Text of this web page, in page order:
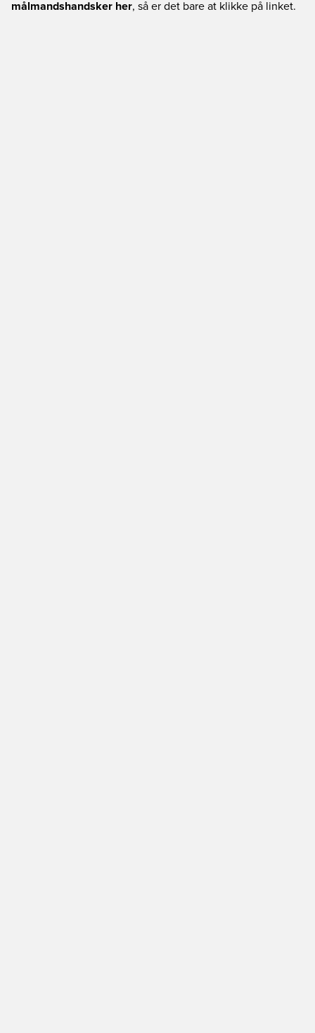
målmandshandsker her, så er det bare at klikke på linket.